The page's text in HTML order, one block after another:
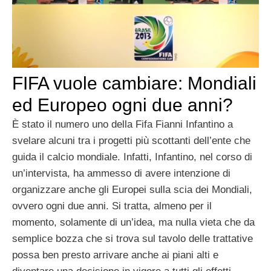
FIFA vuole cambiare: Mondiali
ed Europeo ogni due anni?
È stato il numero uno della Fifa Fianni Infantino a
svelare alcuni tra i progetti più scottanti dell’ente che
guida il calcio mondiale. Infatti, Infantino, nel corso di
un’intervista, ha ammesso di avere intenzione di
organizzare anche gli Europei sulla scia dei Mondiali,
ovvero ogni due anni. Si tratta, almeno per il
momento, solamente di un’idea, ma nulla vieta che da
semplice bozza che si trova sul tavolo delle trattative
possa ben presto arrivare anche ai piani alti e